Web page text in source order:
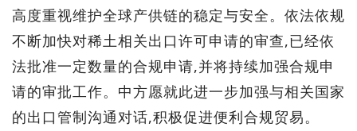
高度重视维护全球产供链的稳定与安全。依法依规
不断加快对稀土相关出口许可申请的审查,已经依
法批准一定数量的合规申请,并将持续加强合规申
请的审批工作。中方愿就此进一步加强与相关国家
的出口管制沟通对话,积极促进便利合规贸易。